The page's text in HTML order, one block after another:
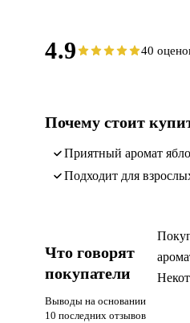
4.9 40
Почему стоит
приятный аромат
подходит для
Что говорят
покупатели
Выводы на основании
10 последних отзывов